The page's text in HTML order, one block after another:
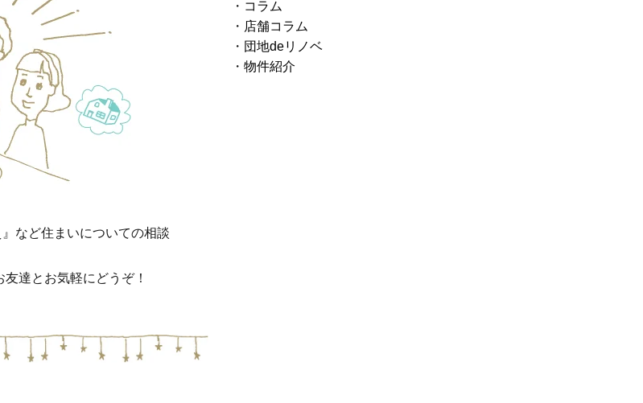
など住まいについての相談
達とお気軽にどうぞ！
コラム
店舗コラム
団地deリノベ
物件紹介